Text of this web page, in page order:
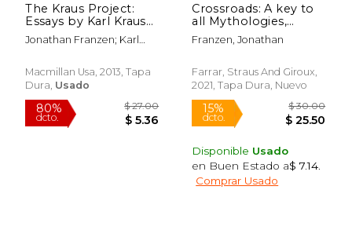
15%
dcto.
$ 17.00
$ 14.45
15%
dcto.
$
$
The Kraus Project:
Essays by Karl Kraus
(en Inglés)
Jonathan Franzen; Karl
Macmillan Usa, 2013, Tapa
Dura, Usado
Crossroads: A key to
all Mythologies,
Volume 1 (Key to all
Mythologies, 1) (en
Franzen, Jonathan
Farrar, Straus And Giroux,
2021, Tapa Dura, Nuevo
Disponible Usado
en Buen Estado a$ 7.14
Comprar Usado